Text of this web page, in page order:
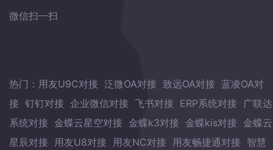
微信扫一扫
热门： 用友U9C对接 泛微OA对接 致远OA对接 蓝凌OA对
接 钉钉对接 企业微信对接 飞书对接 ERP系统对接 广联达
系统对接 金蝶云星空对接 金蝶k3对接 金蝶kis对接 金蝶云
星辰对接 用友U8对接 用友NC对接 用友畅捷通对接 智慧